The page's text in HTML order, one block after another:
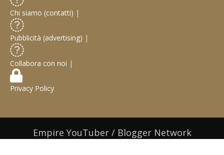
Chi siamo (contatti) |
Pubblicità (advertising) |
Collabora con noi |
Privacy Policy
Empire YouTuber / Blogger Network